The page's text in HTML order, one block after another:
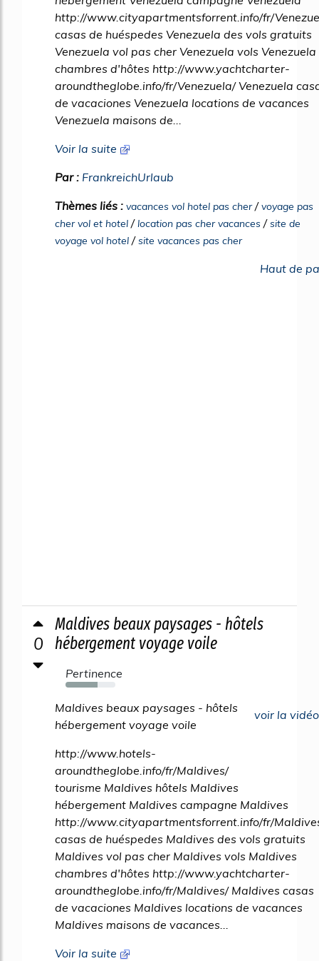
http://www.cityapartmentsforrent.info/fr/
casas de huéspedes Venezuela des vols gratuits
Venezuela vol pas cher Venezuela vols Venezuela
chambres d'hôtes http://www.yachtcharter-
aroundtheglobe.info/fr/Venezuela/ Venezuela
de vacaciones Venezuela locations de vacances
Venezuela maisons de...
Voir la suite
Par : FrankreichUrlaub
Thèmes liés : vacances vol hotel pas cher/voyage pas
cher vol et hotel /location pas cher vacances /site de
voyage vol hotel /site vacances pas cher
Haut de
0
Maldives beaux paysages - hôtels
hébergement voyage voile
Pertinence
64%
voir la vidéo
Maldives beaux paysages - hôtels
hébergement voyage voile
http://www.hotels-
aroundtheglobe.info/fr/Maldives/
tourisme Maldives hôtels Maldives
hébergement Maldives campagne Maldives
http://www.cityapartmentsforrent.info/fr/
casas de huéspedes Maldives des vols gratuits
Maldives vol pas cher Maldives vols Maldives
chambres d'hôtes http://www.yachtcharter-
aroundtheglobe.info/fr/Maldives/ Maldives casas
de vacaciones Maldives locations de vacances
Maldives maisons de vacances...
Voir la suite